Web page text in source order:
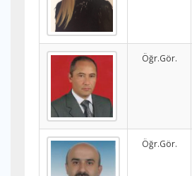
Öğr.Gör.
Öğr.Gör.